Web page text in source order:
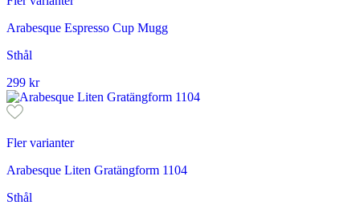
Arabesque Espresso Cup Mugg
Sthål
299 kr
Fler varianter
Arabesque Liten Gratängform 1104
Sthål